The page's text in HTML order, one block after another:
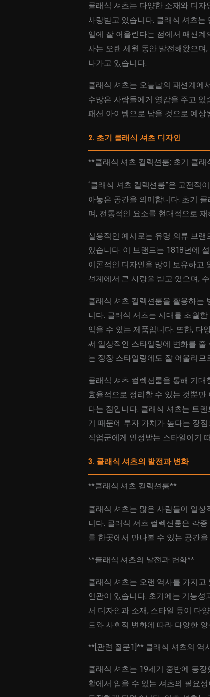
클래식 셔츠는 다양한 소재와 디
사랑받고 있습니다. 클래식 셔츠
일에 잘 어울린다는 점에서 패션계
사는 오랜 세월 동안 발전해왔으며
나가고 있습니다.
클래식 셔츠는 오늘날의 패션계에
수많은 사람들에게 영감을 주고
패션 아이템으로 남을 것으로 예상
2. 초기 클래식 셔츠 디자인
**클래식 셔츠 컬렉션룸: 초기 클래
“클래식 셔츠 컬렉션룸”은 고전적
아놓은 공간을 의미합니다. 초기
며, 전통적인 요소를 현대적으로
실용적인 예시로는 유명 의류 브랜
있습니다. 이 브랜드는 1818년에
이콘적인 디자인을 많이 보유하고
션계에서 큰 사랑을 받고 있으며,
클래식 셔츠 컬렉션룸을 활용하는
니다. 클래식 셔츠는 시대를 초월
입을 수 있는 제품입니다. 또한, 다
써 일상적인 스타일링에 변화를 줄
는 정장 스타일링에도 잘 어울리므
클래식 셔츠 컬렉션룸을 통해 기
효율적으로 정리할 수 있는 것뿐
다는 점입니다. 클래식 셔츠는 트
기 때문에 투자 가치가 높다는 장
직업군에게 인정받는 스타일이기
3. 클래식 셔츠의 발전과 변화
**클래식 셔츠 컬렉션룸**
클래식 셔츠는 많은 사람들이 일
니다. 클래식 셔츠 컬렉션룸은 각
를 한곳에서 만나볼 수 있는 공간을
**클래식 셔츠의 발전과 변화**
클래식 셔츠는 오랜 역사를 가지
연관이 있습니다. 초기에는 기능성
서 디자인과 소재, 스타일 등이 다
드와 사회적 변화에 따라 다양한
**[관련 질문1]** 클래식 셔츠의 역
클래식 셔츠는 19세기 중반에 등
활에서 입을 수 있는 셔츠의 필요